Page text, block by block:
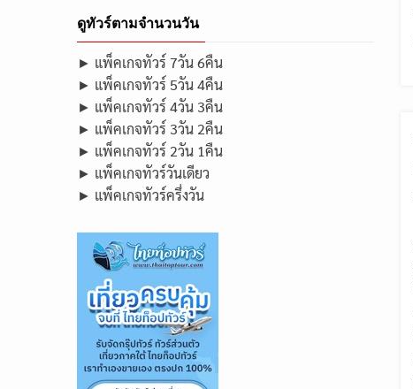
ดูทัวร์ตามจำนวนวัน
► แพ็คเกจทัวร์ 7วัน 6คืน
► แพ็คเกจทัวร์ 5วัน 4คืน
► แพ็คเกจทัวร์ 4วัน 3คืน
► แพ็คเกจทัวร์ 3วัน 2คืน
► แพ็คเกจทัวร์ 2วัน 1คืน
► แพ็คเกจทัวร์วันเดียว
► แพ็คเกจทัวร์ครึ่งวัน